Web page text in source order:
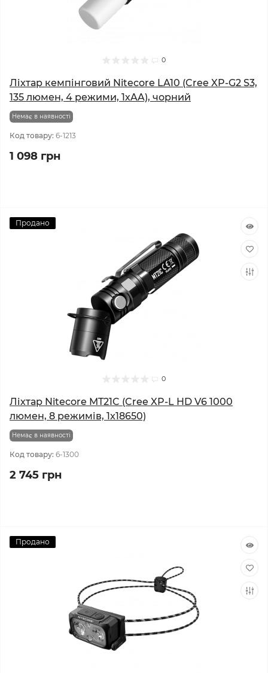
0
Ліхтар кемпінговий Nitecore LA10 (Cree XP-G2 S3,
135 люмен, 4 режими, 1хAA), чорний
Немає в наявності
Код товару: 6-1213
1 098 грн
Продано
0
Ліхтар Nitecore MT21C (Cree XP-L HD V6 1000
люмен, 8 режимів, 1x18650)
Немає в наявності
Код товару: 6-1300
2 745 грн
Продано